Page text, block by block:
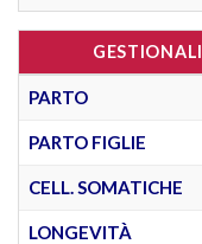
GESTIONALI
PARTO
PARTO FIGLIE
CELL. SOMATICHE
LONGEVITÀ